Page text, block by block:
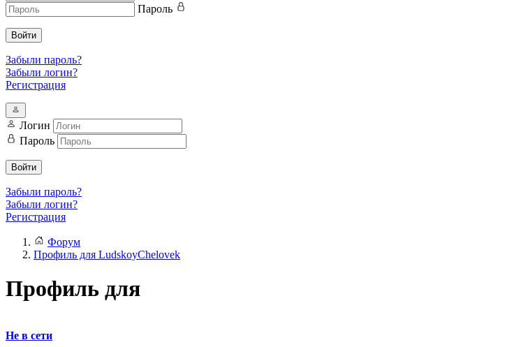
Пароль
Войти
Забыли пароль?
Забыли логин?
Регистрация
Логин
Пароль
Войти
Забыли пароль?
Забыли логин?
Регистрация
Форум
Профиль для LudskoyChelovek
Профиль для
Не в сети